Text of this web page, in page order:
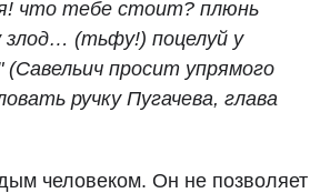
что тебе стоит? плюнь
злод… (тьфу!) поцелуй у
(Савельич просит упрямого
ручку Пугачева, глава
человеком. Он не позволяет